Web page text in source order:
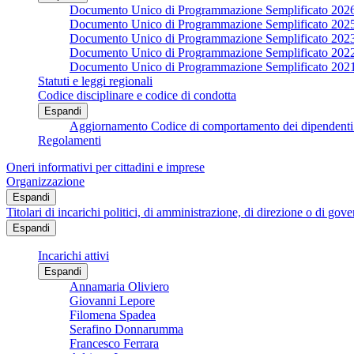
Documento Unico di Programmazione Semplificato
Documento Unico di Programmazione Semplificato
Documento Unico di Programmazione Semplificato
Documento Unico di Programmazione Semplificato
Documento Unico di Programmazione Semplificato
Statuti e leggi regionali
Codice disciplinare e codice di condotta
Espandi
Aggiornamento Codice di comportamento dei
Regolamenti
Oneri informativi per cittadini e imprese
Organizzazione
Espandi
Titolari di incarichi politici, di amministrazione, di direzione o di
Espandi
Incarichi attivi
Espandi
Annamaria Oliviero
Giovanni Lepore
Filomena Spadea
Serafino Donnarumma
Francesco Ferrara